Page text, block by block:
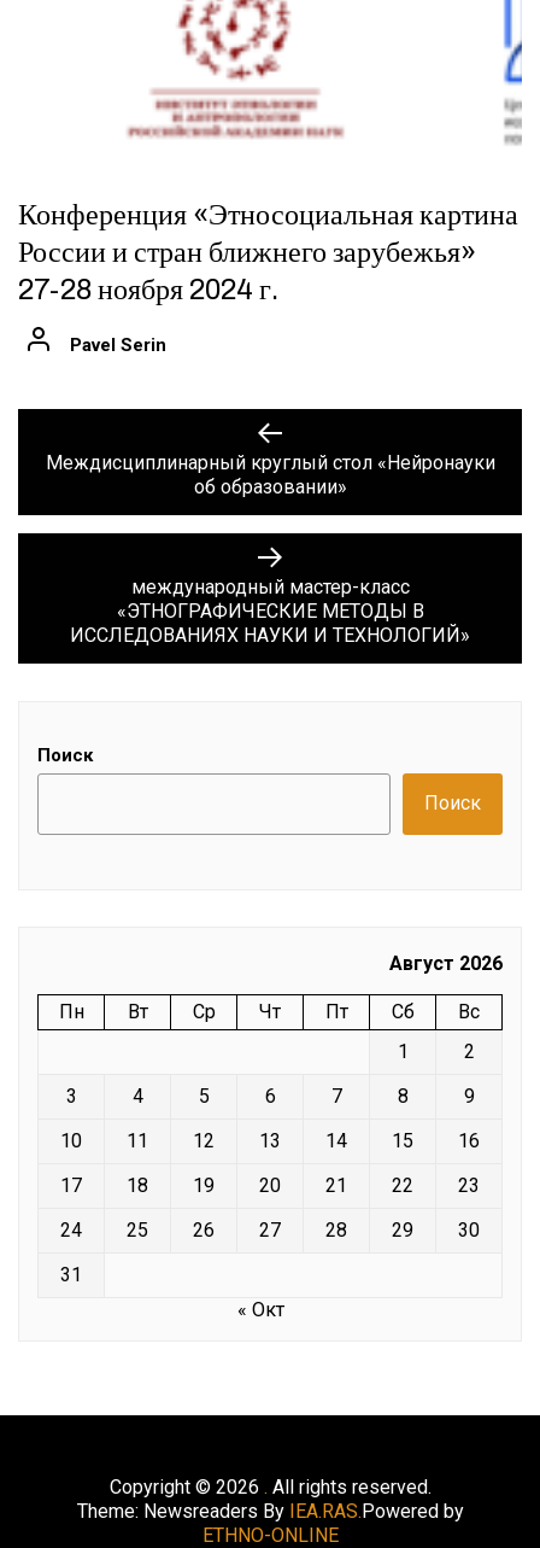
Конференция «Этносоциальная картина
России и стран ближнего зарубежья»
27-28 ноября 2024 г.
Pavel Serin
Previous
post:
Междисциплинарный круглый стол «Нейронауки
об образовании»
Next
post:
международный мастер-класс
«ЭТНОГРАФИЧЕСКИЕ МЕТОДЫ В
ИССЛЕДОВАНИЯХ НАУКИ И ТЕХНОЛОГИЙ»
Поиск
Поиск
Август 2026
Пн Вт Ср Чт Пт Сб
Вс
1
2
3
4 5 6 7 8
9
10
11 12 13 14 15
16
17
18 19 20 21 22
23
24
25 26 27 28 29
30
31
« Окт
Copyright © 2026 . All rights reserved.
Theme: Newsreaders By IEA.RAS.Powered by
ETHNO-ONLINE